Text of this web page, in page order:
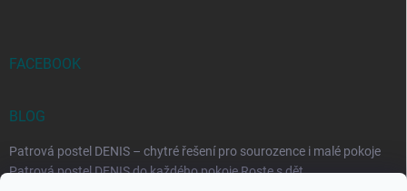
FACEBOOK
BLOG
Patrová postel DENIS – chytré řešení pro sourozence i malé pokoje
Patrová postel DENIS do každého pokoje Roste s dět...